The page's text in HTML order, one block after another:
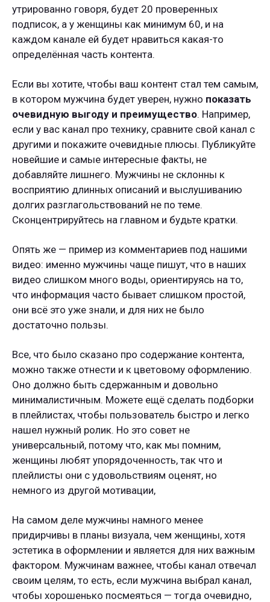
утрированно говоря, будет 20 проверенных
подписок, а у женщины как минимум 60, и на
каждом канале ей будет нравиться какая-то
определённая часть контента.
Если вы хотите, чтобы ваш контент стал тем самым,
в котором мужчина будет уверен, нужно показать
очевидную выгоду и преимущество. Например,
если у вас канал про технику, сравните свой канал с
другими и покажите очевидные плюсы. Публикуйте
новейшие и самые интересные факты, не
добавляйте лишнего. Мужчины не склонны к
восприятию длинных описаний и выслушиванию
долгих разглагольствований не по теме.
Сконцентрируйтесь на главном и будьте кратки.
Опять же — пример из комментариев под нашими
видео: именно мужчины чаще пишут, что в наших
видео слишком много воды, ориентируясь на то,
что информация часто бывает слишком простой,
они всё это уже знали, и для них не было
достаточно пользы.
Все, что было сказано про содержание контента,
можно также отнести и к цветовому оформлению.
Оно должно быть сдержанным и довольно
минималистичным. Можете ещё сделать подборки
в плейлистах, чтобы пользователь быстро и легко
нашел нужный ролик. Но это совет не
универсальный, потому что, как мы помним,
женщины любят упорядоченность, так что и
плейлисты они с удовольствиям оценят, но
немного из другой мотивации,
На самом деле мужчины намного менее
придирчивы в планы визуала, чем женщины, хотя
эстетика в оформлении и является для них важным
фактором. Мужчинам важнее, чтобы канал отвечал
своим целям, то есть, если мужчина выбрал канал,
чтобы хорошенько посмеяться — тогда очевидно,